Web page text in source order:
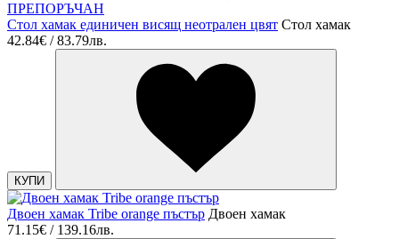
ПРЕПОРЪЧАН
Стол хамак единичен висящ неотрален цвят Стол хамак
42.84€ / 83.79лв.
КУПИ
Двоен хамак Tribe orange пъстър Двоен хамак
71.15€ / 139.16лв.